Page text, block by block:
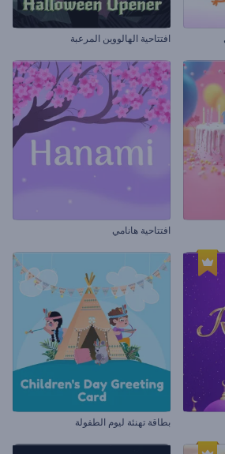
افتتاحية الهالووين المرعبة
افتتاحية هانامي
بطاقة تهنئة ليوم الطفولة